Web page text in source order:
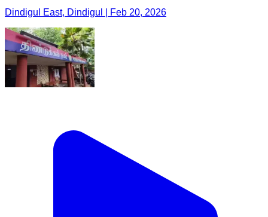
Dindigul East, Dindigul | Feb 20, 2026